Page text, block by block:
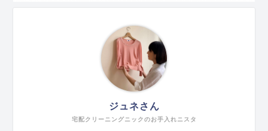
ジュネさん
宅配クリーニングニックのお手入れニスタ